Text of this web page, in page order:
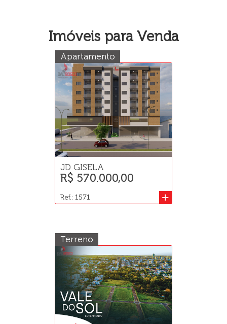
Imóveis para Venda
Apartamento
JD GISELA
R$ 570.000,00
+
Ref.: 1571
Terreno